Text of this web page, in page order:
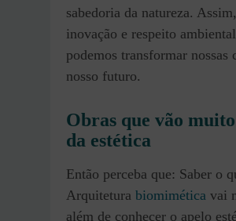
sabedoria da natureza.
inovação e respeito
podemos transformar nossas
nosso futuro.
Obras que vão
da estética
Então perceba que: Saber o
Arquitetura biomimética vai
além de conhecer o apelo